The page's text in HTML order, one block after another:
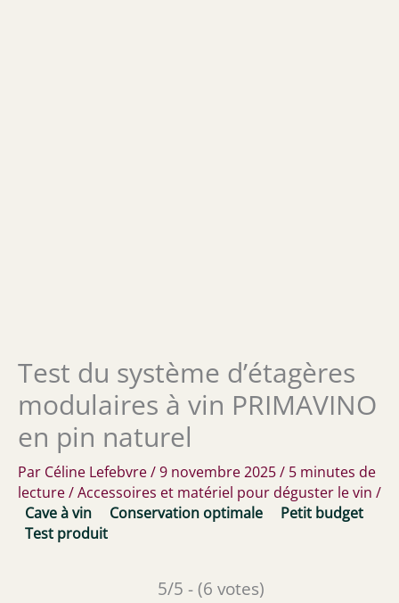
Test du système d’étagères
modulaires à vin PRIMAVINO
en pin naturel
Par Céline Lefebvre/9 novembre 2025/ 5 minutes de
lecture/Accessoires et matériel pour déguster le vin /
Cave à vin
Conservation optimale
Petit budget
Test produit
5/5 - (6 votes)